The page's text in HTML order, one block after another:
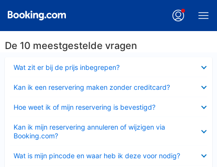
De 10 meestgestelde vragen
Wat zit er bij de prijs inbegrepen?
Kan ik een reservering maken zonder creditcard?
Hoe weet ik of mijn reservering is bevestigd?
Kan ik mijn reservering annuleren of wijzigen via
Booking.com?
Wat is mijn pincode en waar heb ik deze voor nodig?